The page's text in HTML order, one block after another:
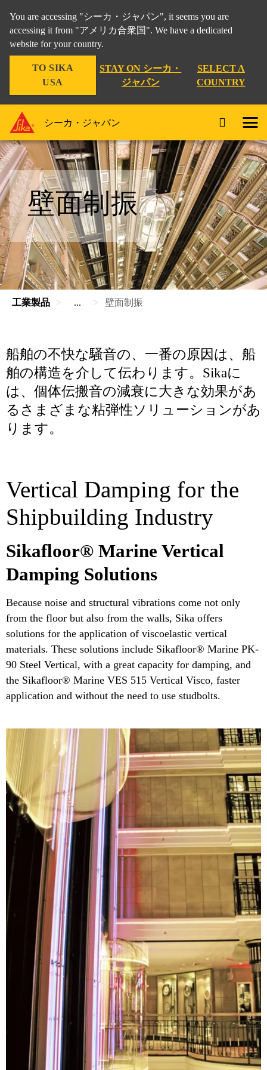
You are accessing "シーカ・ジャパン", it seems you are
accessing it from "アメリカ合衆国". We have a dedicated
website for your country.
TO SIKA
USA
STAY ON シーカ・
ジャパン
SELECT A
COUNTRY
シーカ・ジャパン
壁面制振
工業製品 ... 壁面制振
船舶の不快な騒音の、一番の原因は、船
舶の構造を介して伝わります。Sikaに
は、個体伝搬音の減衰に大きな効果があ
るさまざまな粘弾性ソリューションがあ
ります。
Vertical Damping for the
Shipbuilding Industry
Sikafloor® Marine Vertical
Damping Solutions
Because noise and structural vibrations come not only
from the floor but also from the walls, Sika offers
solutions for the application of viscoelastic vertical
materials. These solutions include Sikafloor® Marine PK-
90 Steel Vertical, with a great capacity for damping, and
the Sikafloor® Marine VES 515 Vertical Visco, faster
application and without the need to use studbolts.